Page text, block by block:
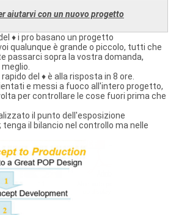
aiutarvi con un nuovo progetto
♦ i pro basano un progetto
qualunque è grande o piccolo, tutti che
passarci sopra la vostra domanda,
del ♦ è alla risposta in 8 ore.
e messi a fuoco all'intero progetto,
per controllare le cose fuori prima che
il punto dell'esposizione
il bilancio nel controllo ma nelle